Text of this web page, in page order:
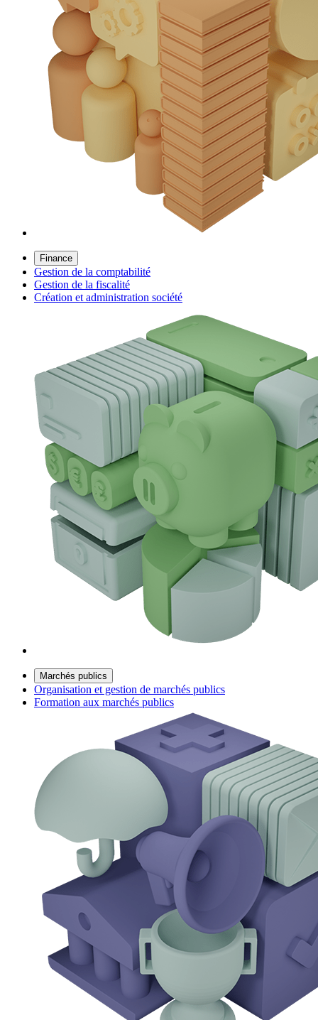
Finance
Gestion de la comptabilité
Gestion de la fiscalité
Création et administration société
Marchés publics
Organisation et gestion de marchés publics
Formation aux marchés publics